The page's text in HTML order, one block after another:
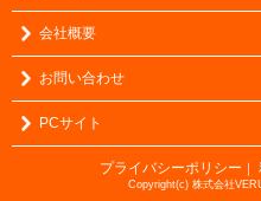
会社概要
お問い合わせ
PCサイト
プライバシーポリシー ｜
Copyright(c) 株式会社